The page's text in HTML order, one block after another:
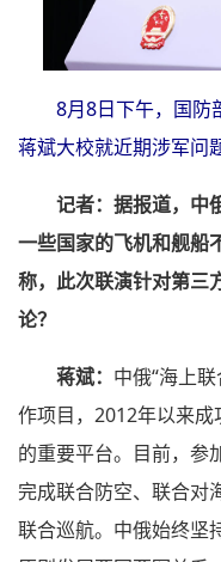
8月8日下午，国防
蒋斌大校就近期涉军问
记者：据报道，中
一些国家的飞机和舰船
称，此次联演针对第三
论？
蒋斌： 中俄“海上
作项目，2012年以来
的重要平台。目前，参
完成联合防空、联合对
联合巡航。中俄始终坚